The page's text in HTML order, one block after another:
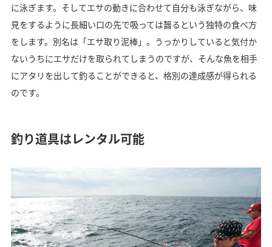
に泳ぎます。そしてエサの動きに合わせて自分も泳ぎながら、味
見をするように長細い口の先で吸っては齧るという独特の食べ方
をします。別名は「エサ取り泥棒」。うっかりしていると気付か
ないうちにエサだけを取られてしまうのですが、そんな魚を相手
にアタリを出して釣ることができると、格別の達成感が得られる
のです。
釣り道具はレンタル可能